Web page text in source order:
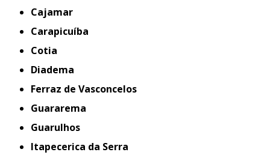
Cajamar
Carapicuíba
Cotia
Diadema
Ferraz de Vasconcelos
Guararema
Guarulhos
Itapecerica da Serra